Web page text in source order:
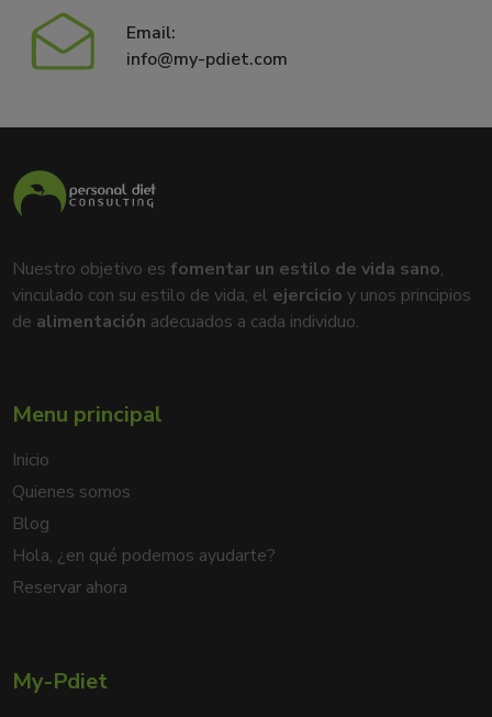
Email:
info@my-pdiet.com
Nuestro objetivo esfomentar un estilo de vida sano,
vinculado con su estilo de vida, el ejercicio y unos principios
de alimentación adecuados a cada individuo.
Menu principal
Inicio
Quienes somos
Blog
Hola, ¿en qué podemos ayudarte?
Reservar ahora
My-Pdiet